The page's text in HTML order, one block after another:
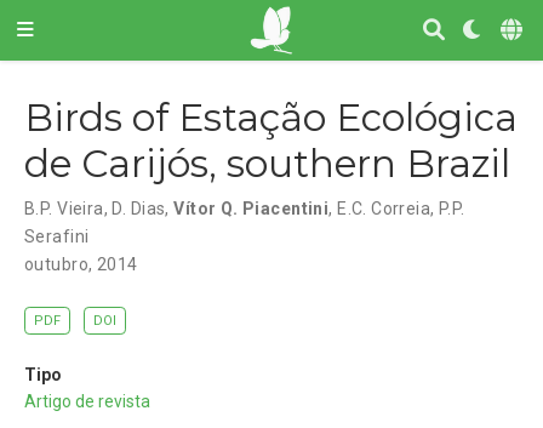
Birds of Estação Ecológica
de Carijós, southern Brazil
B.P. Vieira, D. Dias,Vítor Q. Piacentini, E.C. Correia, P.P.
Serafini
outubro, 2014
PDF DOI
Tipo
Artigo de revista